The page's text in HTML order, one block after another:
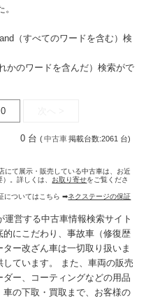
（すべてのワードを含む）検
かのワードを含んだ）検索がで
0 台 (中古車掲載台数:2061 台)
にて展示・販売している中古車は、お近
。詳しくは、 お取り寄せをご覧くださ
についてはこちら ➡ネクステージの保証
運営する中古車情報検索サイト
にこだわり、事故車（修復歴
ー改ざん車は一切取り扱いま
しています。 また、車両の販売
ー、コーティングなどの用品
の下取・買取まで、お客様の